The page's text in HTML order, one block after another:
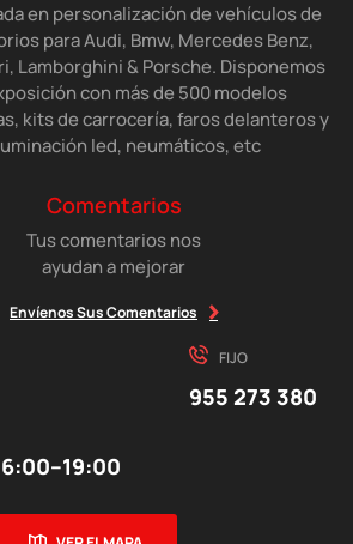
en personalización de vehículos de
para Audi, Bmw, Mercedes Benz,
Lamborghini & Porsche. Disponemos
con más de 500 modelos
kits de carrocería, faros delanteros y
led, neumáticos, etc
Comentarios
Tus comentarios nos
ayudan a mejorar
Envíenos Sus Comentarios
FIJO
955 273 380